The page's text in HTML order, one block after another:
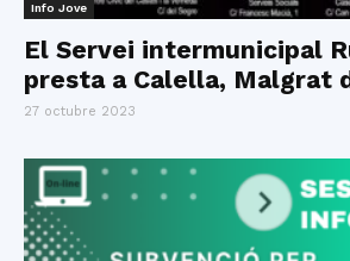
Info Jove
El Servei intermunicipal
presta a Calella, Malgrat
27 octubre 2023